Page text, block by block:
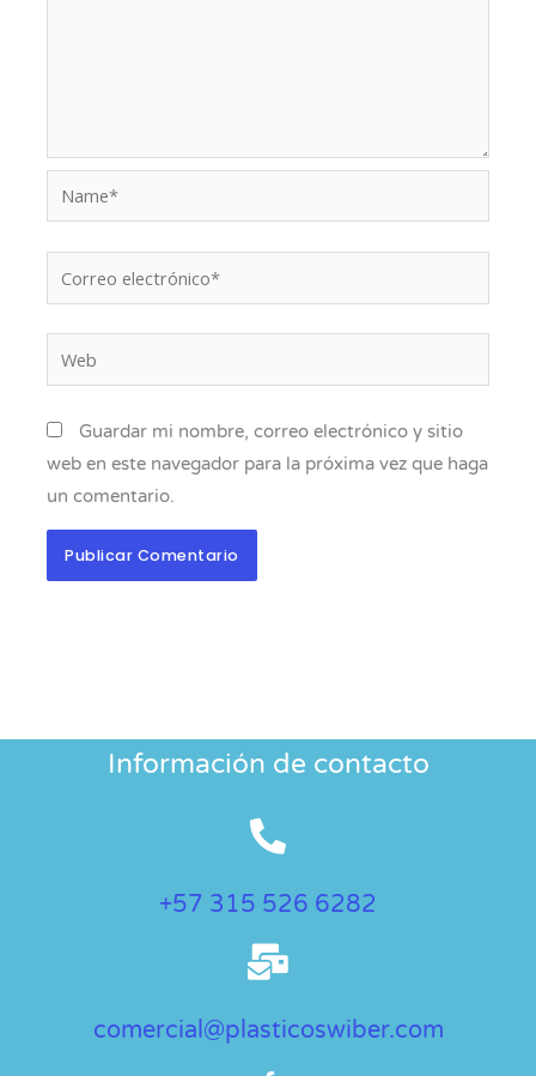
electrónico*
Guardar mi nombre, correo electrónico y sitio
web en este navegador para la próxima vez que haga
un comentario.
Información de contacto
+57 315 526 6282
comercial@plasticoswiber.com